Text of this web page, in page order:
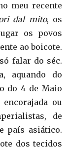
meu recente
dal mito, os
os povos
ao boicote.
falar do séc.
aquando do
do 4 de Maio
encorajada ou
de
país asiático.
dos tecidos